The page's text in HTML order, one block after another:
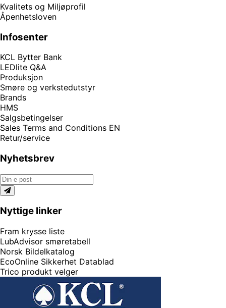
Kvalitets og Miljøprofil
Åpenhetsloven
Infosenter
KCL Bytter Bank
LEDlite Q&A
Produksjon
Smøre og verkstedutstyr
Brands
HMS
Salgsbetingelser
Sales Terms and Conditions EN
Retur/service
Nyhetsbrev
Nyttige linker
Fram krysse liste
LubAdvisor smøretabell
Norsk Bildelkatalog
EcoOnline Sikkerhet Datablad
Trico produkt velger